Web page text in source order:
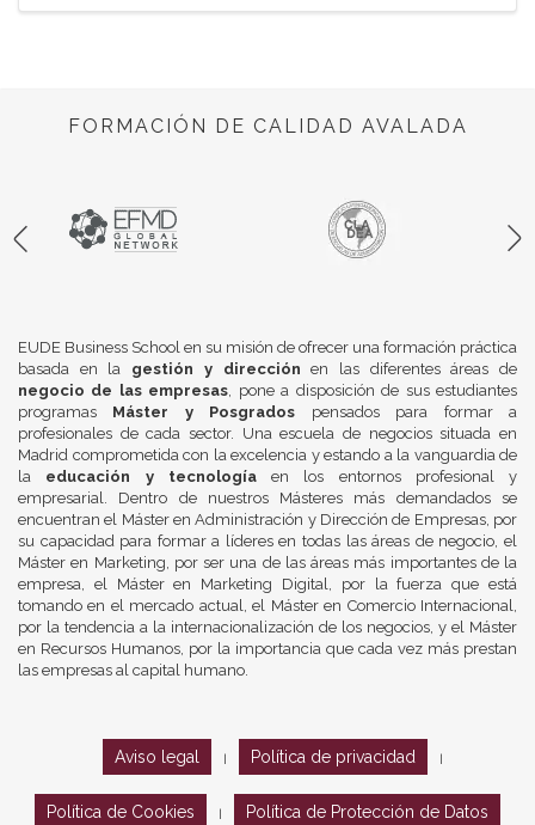
FORMACIÓN DE CALIDAD AVALADA
EUDE Business School en su misión de ofrecer una formación práctica
basada en la gestión y dirección en las diferentes áreas de
negocio de las empresas, pone a disposición de sus estudiantes
programas Máster y Posgrados pensados para formar a
profesionales de cada sector. Una escuela de negocios situada en
Madrid comprometida con la excelencia y estando a la vanguardia de
la educación y tecnologíaen los entornos profesional y
empresarial. Dentro de nuestros Másteres más demandados se
encuentran el Máster en Administración y Dirección de Empresas, por
su capacidad para formar a líderes en todas las áreas de negocio, el
Máster en Marketing, por ser una de las áreas más importantes de la
empresa, el Máster en Marketing Digital, por la fuerza que está
tomando en el mercado actual, el Máster en Comercio Internacional,
por la tendencia a la internacionalización de los negocios, y el Máster
en Recursos Humanos, por la importancia que cada vez más prestan
las empresas al capital humano.
Aviso legal Política de privacidad
Política de Cookies Política de Protección de Datos